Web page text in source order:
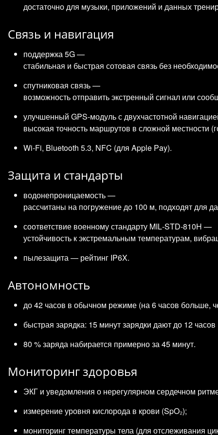
достаточно для музыки, приложений и данных
Связь и навигация
поддержка 5G —
стабильная и быстрая сотовая связь без
спутниковая связь —
возможность отправить экстренный сигнал или
улучшенный GPS‑модуль с двухчастотной
высокая точность маршрутов в сложной местности
Wi‑Fi, Bluetooth 5.3, NFC (для Apple Pay).
Защита и стандарты
водонепроницаемость —
рассчитаны на погружение до 100 м, подходят для
соответствие военному стандарту MIL‑STD‑810H —
устойчивость к экстремальным температурам,
пылезащита — рейтинг IP6X.
Автономность
до 42 часов в обычном режиме (на 6 часов больше,
быстрая зарядка: 15 минут зарядки дают до 12
80 % заряда набирается примерно за 45 минут.
Мониторинг здоровья
ЭКГ и уведомления о нерегулярном сердечном
измерение уровня кислорода в крови (SpO₂);
мониторинг температуры тела (для отслеживания